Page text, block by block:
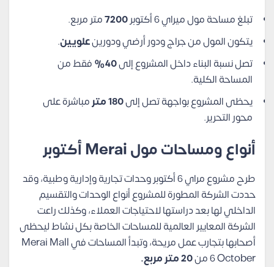
تبلغ مساحة مول ميراي 6 أكتوبر
7200متر مربع.
يتكون المول من جراج ودور أرضي ودورينعلويين.
تصل نسبة البناء داخل المشروع إلى40%
فقط من
المساحة الكلية.
يحظى المشروع بواجهة تصل إلى180 متر
مباشرة على
محور التحرير.
أنواع ومساحات مول Merai أكتوبر
طرح مشروع مراي 6 أكتوبر وحدات تجارية وإدارية وطبية، وقد
حددت الشركة المطورة للمشروع أنواع الوحدات والتقسيم
الداخلي لها بعد دراستها لاحتياجات العملاء، وكذلك راعت
الشركة المعايير العالمية للمساحات الخاصة بكل نشاط ليحظى
أصحابها بتجارب عمل مريحة، وتبدأ المساحات في Merai Mall
6 October من
20 متر مربع.